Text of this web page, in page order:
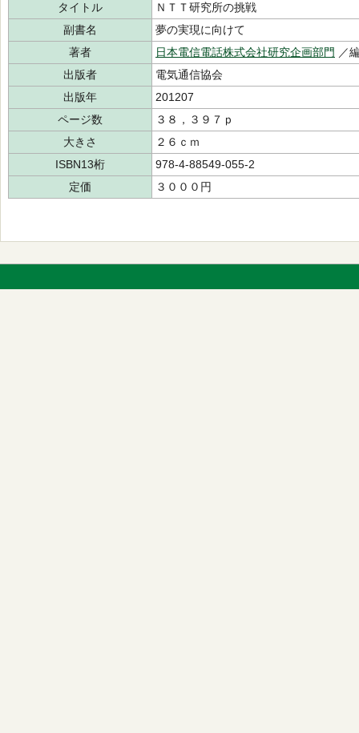
タイトル
ＮＴＴ研究所の挑戦
副書名
夢の実現に向けて
著者
日本電信電話株式会社研究企画部門 ／
出版者
電気通信協会
出版年
201207
ページ数
３８，３９７ｐ
大きさ
２６ｃｍ
ISBN13桁
978-4-88549-055-2
定価
３０００円